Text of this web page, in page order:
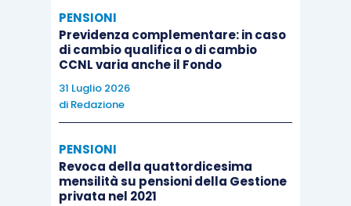
PENSIONI
Previdenza complementare: in caso
di cambio qualifica o di cambio
CCNL varia anche il Fondo
31 Luglio 2026
di Redazione
PENSIONI
Revoca della quattordicesima
mensilità su pensioni della Gestione
privata nel 2021